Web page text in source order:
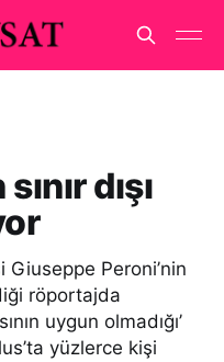
dışı
Giuseppe Peroni’nin
röportajda
uygun olmadığı’
yüzlerce kişi